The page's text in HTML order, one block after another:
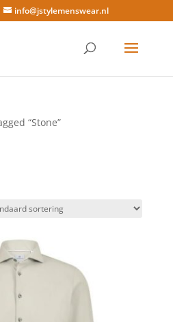
info@jstylemenswear.nl
“Stone”